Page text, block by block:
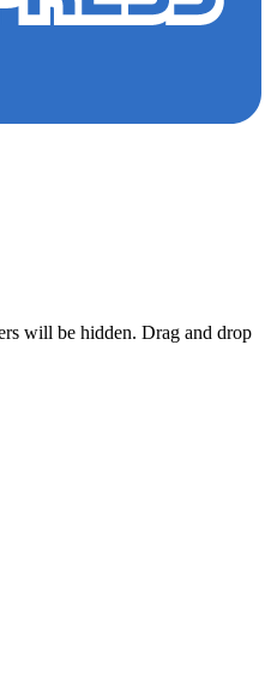
will be hidden. Drag and drop